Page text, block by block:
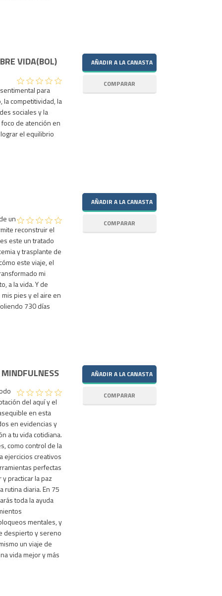
VIDA(BOL)
para
competitividad, la
sociales y la
de atención en
el equilibrio
un
reconstruir el
este un tratado
y trasplante de
este viaje, el
mi
a la vida. Y de
pies y el aire en
730 días
del aquí y el
en esta
en evidencias y
a tu vida cotidiana.
como control de la
ejercicios creativos
perfectas
practicar la paz
rutina diaria. En 75
toda la ayuda
mentales, y
despierto y sereno
un viaje de
vida mejor y más